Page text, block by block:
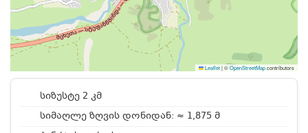
Leaflet|©OpenStreetMapcontributors
სიზუსტე 2 კმ
სიმაღლე ზღვის დონიდან: ≈ 1,875 მ